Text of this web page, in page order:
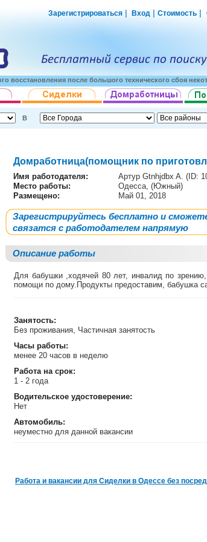
Зарегистрироваться Вход Стоимость
восстановления после большого технического сбоя
В
Домработница(помощник по
Имя работодателя:
Артур Gtnhjdbx A. (ID:
Место работы:
Одесса, (Южный)
Размещено:
Май 01, 2018
Зарегистрируйтесь бесплатно и
связатся с работодателем напрямую
Описание работы
Для бабушки ,ходячей 80 лет, инвалид по
помощи по дому.Продукты предоставим, бабушка
Занятость:
Без проживания, Частичная занятость
Часы работы:
менее 20 часов в неделю
Работа на срок:
1 - 2 года
Водительское удостоверение:
Нет
Автомобиль:
неуместно для данной вакансии
Работа и вакансии для Сиделки в Одессе без